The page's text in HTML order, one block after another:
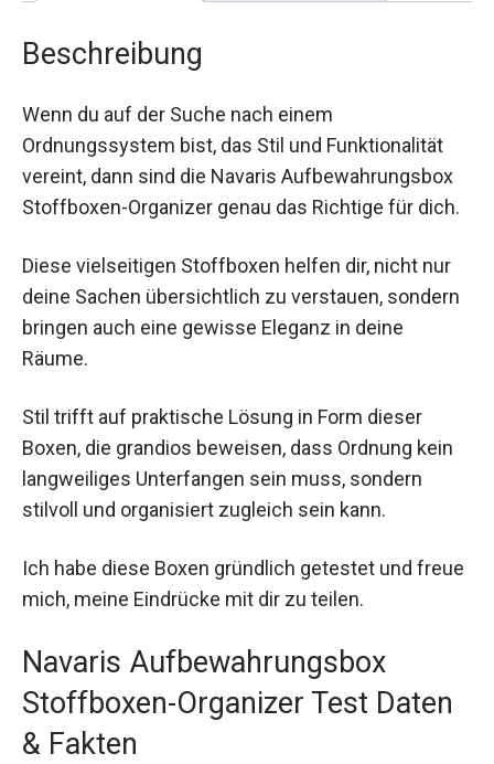
Beschreibung
Wenn du auf der Suche nach einem
Ordnungssystem bist, das Stil und Funktionalität
vereint, dann sind die Navaris Aufbewahrungsbox
Stoffboxen-Organizer genau das Richtige für dich.
Diese vielseitigen Stoffboxen helfen dir, nicht nur
deine Sachen übersichtlich zu verstauen, sondern
bringen auch eine gewisse Eleganz in deine
Räume.
Stil trifft auf praktische Lösung in Form dieser
Boxen, die grandios beweisen, dass Ordnung kein
langweiliges Unterfangen sein muss, sondern
stilvoll und organisiert zugleich sein kann.
Ich habe diese Boxen gründlich getestet und freue
mich, meine Eindrücke mit dir zu teilen.
Navaris Aufbewahrungsbox
Stoffboxen-Organizer Test Daten
& Fakten